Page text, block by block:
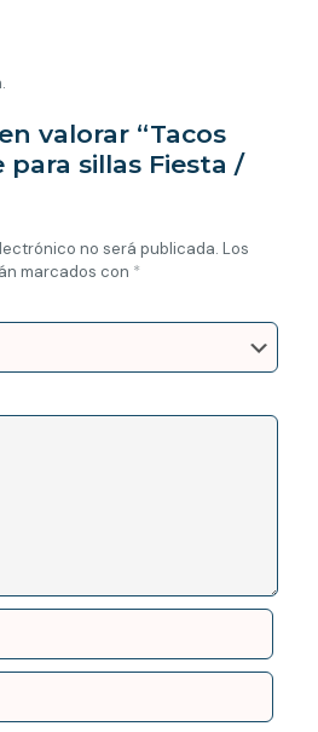
valorar “Tacos
sillas Fiesta /
no será publicada. Los
marcados con *